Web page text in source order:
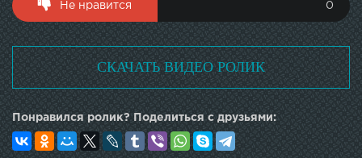
Не нравится 0
СКАЧАТЬ ВИДЕО РОЛИК
Понравился ролик? Поделиться с друзьями: